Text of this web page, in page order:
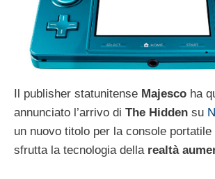
Il publisher statunitense Majesco ha
annunciato l’arrivo di The Hidden su
un nuovo titolo per la console portatile
sfrutta la tecnologia della realtà